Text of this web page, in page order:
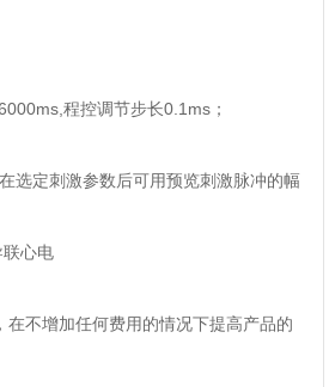
程控调节步长0.1ms ；
选定刺激参数后可用预览刺激脉冲的幅
心电
在不增加任何费用的情况下提高产品的